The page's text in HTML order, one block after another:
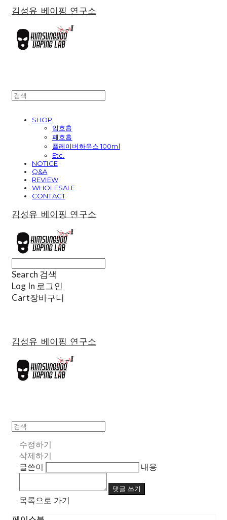
김성유 베이핑 연구소
SHOP
입호흡
폐호흡
플레이버하우스 100ml
Etc.
NOTICE
Q&A
REVIEW
WHOLESALE
CONTACT
김성유 베이핑 연구소
Search 검색
Log In 로그인
Cart장바구니
김성유 베이핑 연구소
수정하기
삭제하기
글쓴이
내용
댓글 쓰기
목록으로 가기